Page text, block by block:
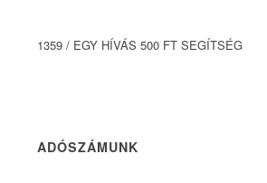
1359 / EGY HÍVÁS 500 FT SEGÍTSÉG
ADÓSZÁMUNK